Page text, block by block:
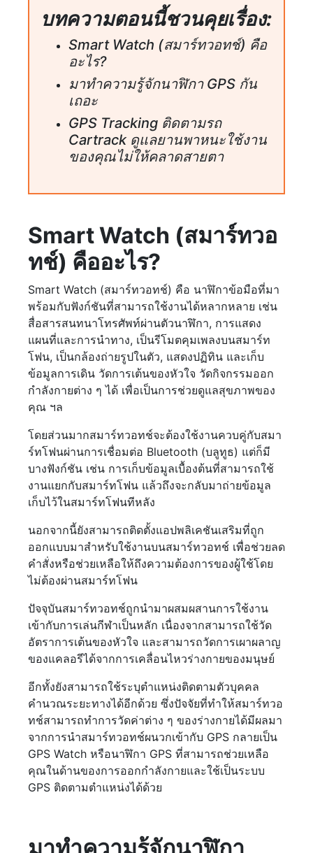
บทความตอนนี้ชวนคุยเรื่อง:
Smart Watch (สมาร์ทวอทช์) คือ
อะไร?
มาทำความรู้จักนาฬิกา GPS กัน
เถอะ
GPS Tracking ติดตามรถ
Cartrack ดูแลยานพาหนะใช้งาน
ของคุณไม่ให้คลาดสายตา
Smart Watch (สมาร์ทวอ
ทช์) คืออะไร?
Smart Watch (สมาร์ทวอทช์) คือ นาฬิกาข้อมือที่มา
พร้อมกับฟังก์ชันที่สามารถใช้งานได้หลากหลาย เช่น
สื่อสารสนทนาโทรศัพท์ผ่านตัวนาฬิกา, การแสดง
แผนที่และการนำทาง, เป็นรีโมตคุมเพลงบนสมาร์ท
โฟน, เป็นกล้องถ่ายรูปในตัว, แสดงปฏิทิน และเก็บ
ข้อมูลการเดิน วัดการเต้นของหัวใจ วัดกิจกรรมออก
กำลังกายต่าง ๆ ได้ เพื่อเป็นการช่วยดูแลสุขภาพของ
คุณ ฯล
โดยส่วนมากสมาร์ทวอทช์จะต้องใช้งานควบคู่กับสมา
ร์ทโฟนผ่านการเชื่อมต่อ Bluetooth (บลูทูธ) แต่ก็มี
บางฟังก์ชัน เช่น การเก็บข้อมูลเบื้องต้นที่สามารถใช้
งานแยกกับสมาร์ทโฟน แล้วถึงจะกลับมาถ่ายข้อมูล
เก็บไว้ในสมาร์ทโฟนทีหลัง
นอกจากนี้ยังสามารถติดตั้งแอปพลิเคชันเสริมที่ถูก
ออกแบบมาสำหรับใช้งานบนสมาร์ทวอทช์ เพื่อช่วยลด
คำสั่งหรือช่วยเหลือให้ถึงความต้องการของผู้ใช้โดย
ไม่ต้องผ่านสมาร์ทโฟน
ปัจจุบันสมาร์ทวอทช์ถูกนำมาผสมผสานการใช้งาน
เข้ากับการเล่นกีฬาเป็นหลัก เนื่องจากสามารถใช้วัด
อัตราการเต้นของหัวใจ และสามารถวัดการเผาผลาญ
ของแคลอรีได้จากการเคลื่อนไหวร่างกายของมนุษย์
อีกทั้งยังสามารถใช้ระบุตำแหน่งติดตามตัวบุคคล
คำนวณระยะทางได้อีกด้วย ซึ่งปัจจัยที่ทำให้สมาร์ทวอ
ทช์สามารถทำการวัดค่าต่าง ๆ ของร่างกายได้มีผลมา
จากการนำสมาร์ทวอทช์ผนวกเข้ากับ GPS กลายเป็น
GPS Watch หรือนาฬิกา GPS ที่สามารถช่วยเหลือ
คุณในด้านของการออกกำลังกายและใช้เป็นระบบ
GPS ติดตามตำแหน่งได้ด้วย